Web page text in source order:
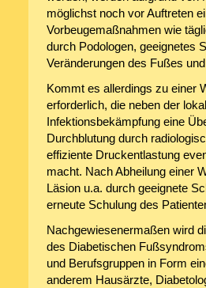
möglichst noch vor Auftreten
Vorbeugemaßnahmen wie
durch Podologen, geeignetes
Veränderungen des Fußes
Kommt es allerdings zu einer
erforderlich, die neben der
Infektionsbekämpfung eine
Durchblutung durch
effiziente Druckentlastung
macht. Nach Abheilung einer
Läsion u.a. durch geeignete
erneute Schulung des
Nachgewiesenermaßen wird
des Diabetischen
und Berufsgruppen in Form
anderem Hausärzte,